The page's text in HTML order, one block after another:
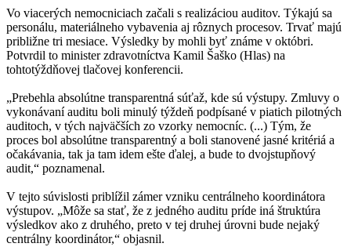
Vo viacerých nemocniciach začali s realizáciou auditov. Týkajú sa
personálu, materiálneho vybavenia aj rôznych procesov. Trvať majú
približne tri mesiace. Výsledky by mohli byť známe v októbri.
Potvrdil to minister zdravotníctva Kamil Šaško (Hlas) na
tohtotýždňovej tlačovej konferencii.
„Prebehla absolútne transparentná súťaž, kde sú výstupy. Zmluvy o
vykonávaní auditu boli minulý týždeň podpísané v piatich pilotných
auditoch, v tých najväčších zo vzorky nemocníc. (...) Tým, že
proces bol absolútne transparentný a boli stanovené jasné kritériá a
očakávania, tak ja tam idem ešte ďalej, a bude to dvojstupňový
audit,“ poznamenal.
V tejto súvislosti priblížil zámer vzniku centrálneho koordinátora
výstupov. „Môže sa stať, že z jedného auditu príde iná štruktúra
výsledkov ako z druhého, preto v tej druhej úrovni bude nejaký
centrálny koordinátor,“ objasnil.